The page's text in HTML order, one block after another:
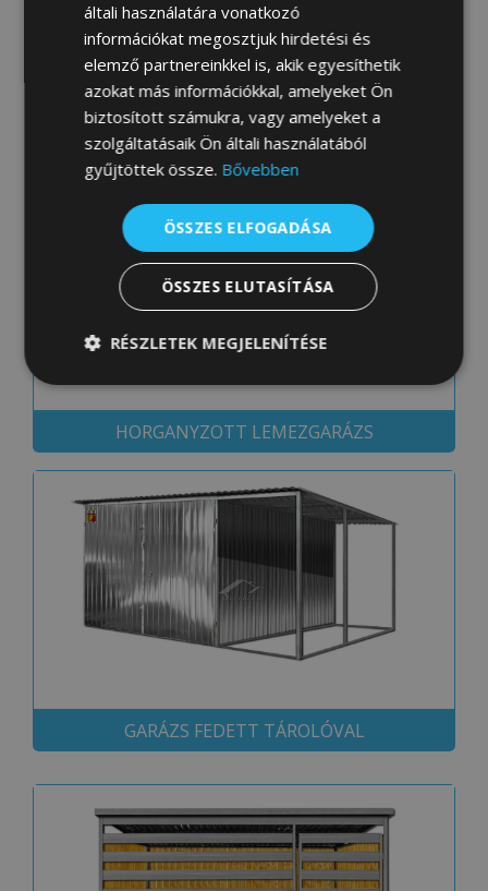
AKRIL SZÍNES GARÁZS
HORGANYZOTT LEMEZGARÁZS
GARÁZS FEDETT TÁROLÓVAL
általi használatára vonatkozó
információkat megosztjuk hirdetési és
elemző partnereinkkel is, akik egyesíthetik
azokat más információkkal, amelyeket Ön
biztosított számukra, vagy amelyeket a
szolgáltatásaik Ön általi használatából
gyűjtöttek össze. Bővebben
ÖSSZES ELFOGADÁSA
ÖSSZES ELUTASÍTÁSA
RÉSZLETEK MEGJELENÍTÉSE
Elengedhetetlenül
szükséges
Teljesítmény
Célzás Funkcionalitás
Besorolatlan